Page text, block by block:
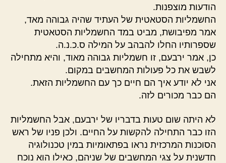
הודעות מוצפנות.
החשמליות הסטאטית של העתיד שהיה גבוהה מאד,
אמר מפיבושת, מביט במד החשמליות הסטאטית
שספרותיו החלו להבהב על המילה ס.כ.נ.ה.
כן, אמר ירבעם, זו חשמליות גבוהה מאוד, והיא מתחילה
לשבש את כל פעולות המחשבים במקום.
אני לא יודע איך הם חיים כך עם החשמליות הזאת.
הם כבר מכורים לזה.
לא היתה שום טעות בדבריו של ירבעם, אבל החשמליות
הזו כבר התחילה להקשות על החיים. ולכן פניו של ראש
הסוכנות המרכזית נראו בפתאומיות במין טכנולוגיה
חדשנית על צגי המחשבים של שניהם, כאילו הוא נוכח